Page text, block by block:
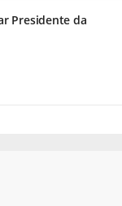
Presidente da